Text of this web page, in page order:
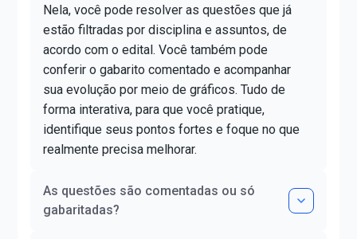
Nela, você pode resolver as questões que já
estão filtradas por disciplina e assuntos, de
acordo com o edital. Você também pode
conferir o gabarito comentado e acompanhar
sua evolução por meio de gráficos. Tudo de
forma interativa, para que você pratique,
identifique seus pontos fortes e foque no que
realmente precisa melhorar.
As questões são comentadas ou só
gabaritadas?